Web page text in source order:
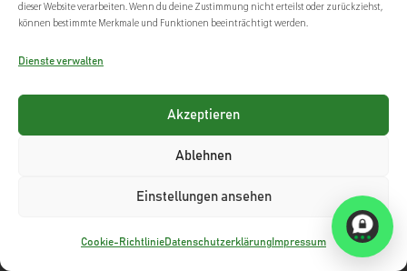
dieser Website verarbeiten. Wenn du deine Zustimmung nicht erteilst oder zurückziehst,
können bestimmte Merkmale und Funktionen beeinträchtigt werden.
Dienste verwalten
Akzeptieren
Ablehnen
Einstellungen ansehen
Cookie-RichtlinieDatenschutzerklärung Impressum
Beschwerden aufgrund von Reibung durch
verspüren. …
Wenn Sie Beratung zu Ihrer Behandlung
benötigen, können Sie hier einen
[bookly-form category_id=“-1″ service_id=“8″
hide=“categories,staff_members“]